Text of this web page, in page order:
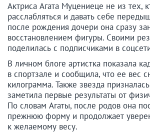
Актриса Агата Муцениеце не из тех,
расслабляться и давать себе
после рождения дочери она сразу
восстановлением фигуры. Своими
поделилась с подписчиками в
В личном блоге артистка показала
в спортзале и сообщила, что ее вес
килограмма. Также звезда
заметила первые результаты от
По словам Агаты, после родов она
прежнюю форму и продолжает
к желаемому весу.